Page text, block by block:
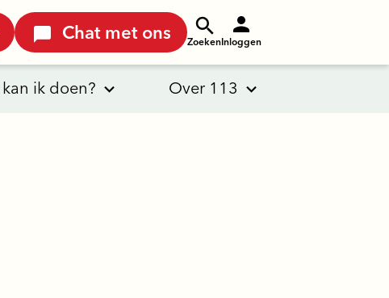
Chat met ons ZoekenInloggen
ik doen? Over 113